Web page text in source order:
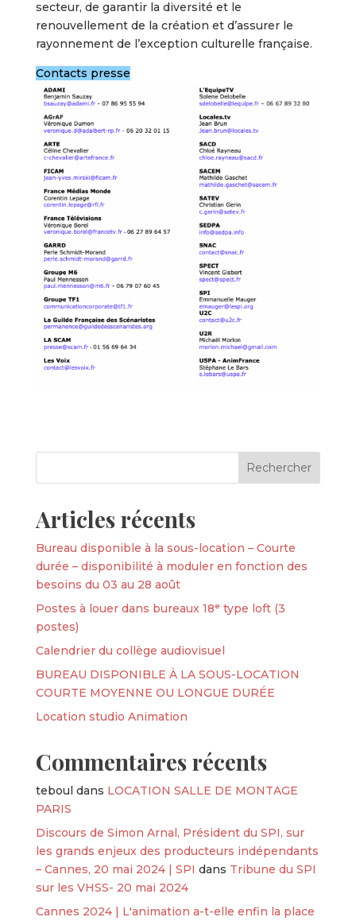
secteur, de garantir la diversité et le
renouvellement de la création et d’assurer le
rayonnement de l’exception culturelle française.
Contacts presse
Articles récents
Bureau disponible à la sous-location – Courte
durée – disponibilité à moduler en fonction des
besoins du 03 au 28 août
Postes à louer dans bureaux 18ᵉ type loft (3
postes)
Calendrier du collège audiovisuel
BUREAU DISPONIBLE À LA SOUS-LOCATION
COURTE MOYENNE OU LONGUE DURÉE
Location studio Animation
Commentaires récents
teboul dans LOCATION SALLE DE MONTAGE
PARIS
Discours de Simon Arnal, Président du SPI, sur
les grands enjeux des producteurs indépendants
– Cannes, 20 mai 2024 | SPI dans Tribune du SPI
sur les VHSS- 20 mai 2024
Cannes 2024 | L'animation a-t-elle enfin la place